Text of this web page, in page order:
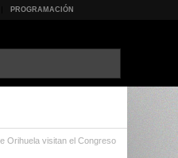
PROGRAMACIÓN
Orihuela visitan el Congreso